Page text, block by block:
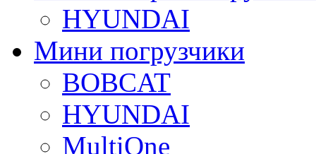
HYUNDAI
Мини погрузчики
BOBCAT
HYUNDAI
MultiOne